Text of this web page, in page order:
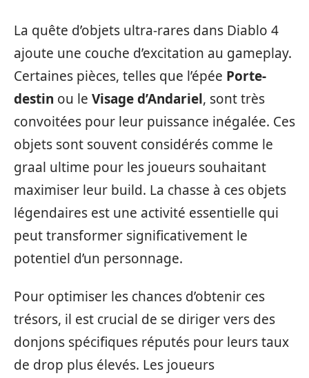
La quête d’objets ultra-rares dans Diablo 4
ajoute une couche d’excitation au gameplay.
Certaines pièces, telles que l’épée Porte-
destin ou le Visage d’Andariel, sont très
convoitées pour leur puissance inégalée. Ces
objets sont souvent considérés comme le
graal ultime pour les joueurs souhaitant
maximiser leur build. La chasse à ces objets
légendaires est une activité essentielle qui
peut transformer significativement le
potentiel d’un personnage.
Pour optimiser les chances d’obtenir ces
trésors, il est crucial de se diriger vers des
donjons spécifiques réputés pour leurs taux
de drop plus élevés. Les joueurs